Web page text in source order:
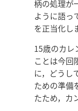
柄の処理が
ように語っ
を正当化し
15歳のカレ
ことは今回
に，どうし
ための準備
たため，カ